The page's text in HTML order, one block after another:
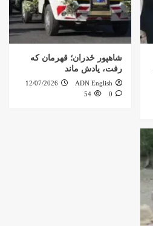
شاهپور ځدران؛ قهرمان که
رفت، یادش ماند
ADN English
12/07/2026
0
54